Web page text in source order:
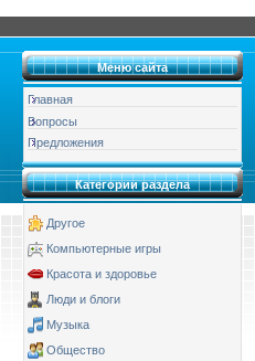
Меню сайта
Главная
Вопросы
Предложения
Категории раздела
Другое
Компьютерные игры
Красота и здоровье
Люди и блоги
Музыка
Общество